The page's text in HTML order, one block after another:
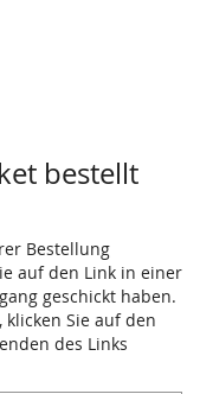
bestellt
Bestellung
auf den Link in einer
geschickt haben.
Sie auf den
des Links